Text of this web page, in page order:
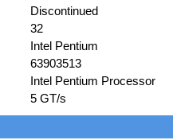
Discontinued
32
Intel Pentium
63903513
Intel Pentium Processor
5 GT/s